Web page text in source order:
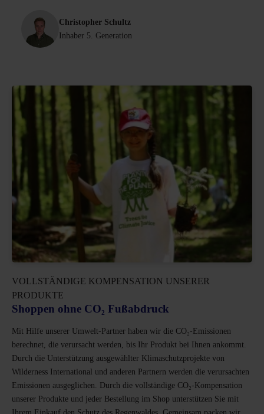
Christopher Schultz
Inhaber 5. Generation
VOLLSTÄNDIGE KOMPENSATION UNSERER
PRODUKTE
Shoppen ohne CO₂ Fußabdruck
Mit Hilfe unserer Umwelt-Partner haben wir die CO₂-Emissionen
berechnet, die verursacht werden, bis Ihr Produkt bei Ihnen ankommt.
Durch die Unterstützung ausgewählter Klimaschutzprojekte von
Wilderness International und anderen Partnern werden die verursachten
Emissionen ausgeglichen. Durch die vollständige CO₂-Kompensation
unserer Produkte und jeder Bestellung im Shop unterstützen Sie mit